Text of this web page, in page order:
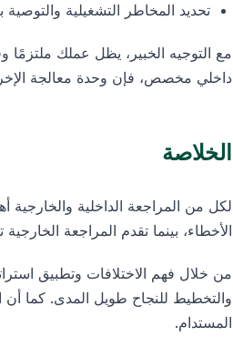
تحديد المخاطر التشغيلية
مع التوجيه الخبير، يظل عملك ملتزمًا
داخلي مخصص، فإن وحدة معالجة
الخلاصة
لكل من المراجعة الداخلية والخارجية
الأخطاء، بينما تقدم المراجعة الخارجية
من خلال فهم الاختلافات وتطبيق
والتخطيط للنجاح طويل المدى. كما
المستدام.